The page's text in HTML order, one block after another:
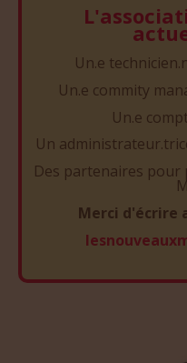
Un.e
Un.e commity
Un.e
Un
Des partenaires pour
Merci d'écrire